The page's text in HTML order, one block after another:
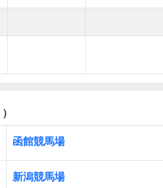
函館競馬場
新潟競馬場